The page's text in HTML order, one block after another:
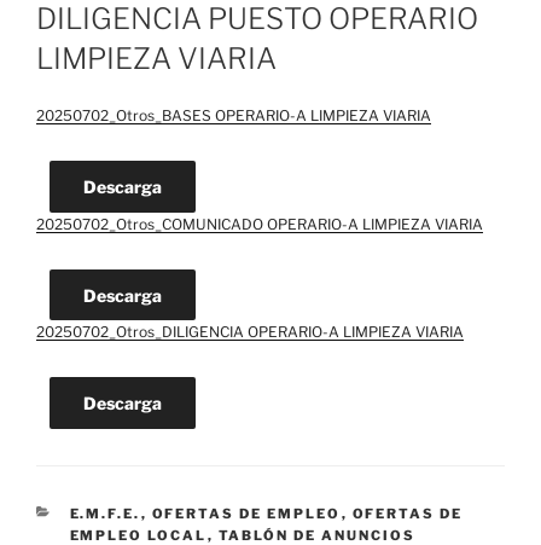
DILIGENCIA PUESTO OPERARIO
LIMPIEZA VIARIA
20250702_Otros_BASES OPERARIO-A LIMPIEZA VIARIA
Descarga
20250702_Otros_COMUNICADO OPERARIO-A LIMPIEZA VIARIA
Descarga
20250702_Otros_DILIGENCIA OPERARIO-A LIMPIEZA VIARIA
Descarga
CATEGORÍAS
E.M.F.E. , OFERTAS DE EMPLEO , OFERTAS DE
EMPLEO LOCAL , TABLÓN DE ANUNCIOS